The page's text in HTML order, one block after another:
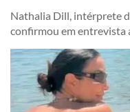
Nathalia Dill, intérprete
confirmou em entrevista